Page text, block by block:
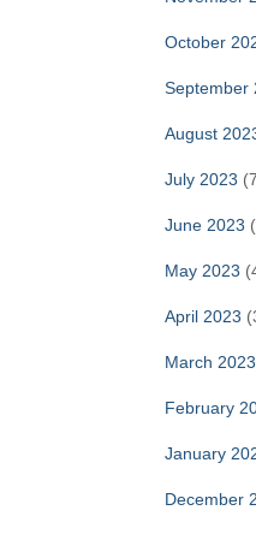
October
September
August
July 2023
June 2023
May 2023
April 2023
March 2023
February
January
December